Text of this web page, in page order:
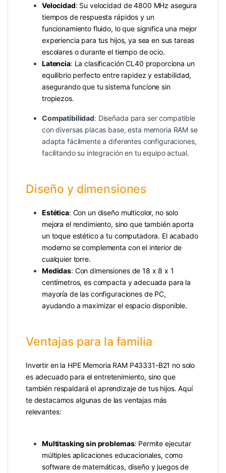
Velocidad: Su velocidad de 4800 MHz asegura
tiempos de respuesta rápidos y un
funcionamiento fluido, lo que significa una mejor
experiencia para tus hijos, ya sea en sus tareas
escolares o durante el tiempo de ocio.
Latencia: La clasificación CL40 proporciona un
equilibrio perfecto entre rapidez y estabilidad,
asegurando que tu sistema funcione sin
tropiezos.
Compatibilidad: Diseñada para ser compatible
con diversas placas base, esta memoria RAM se
adapta fácilmente a diferentes configuraciones,
facilitando su integración en tu equipo actual.
Diseño y dimensiones
Estética: Con un diseño multicolor, no solo
mejora el rendimiento, sino que también aporta
un toque estético a tu computadora. El acabado
moderno se complementa con el interior de
cualquier torre.
Medidas: Con dimensiones de 18 x 8 x 1
centímetros, es compacta y adecuada para la
mayoría de las configuraciones de PC,
ayudando a maximizar el espacio disponible.
Ventajas para la familia
Invertir en la HPE Memoria RAM P43331-B21 no solo
es adecuado para el entretenimiento, sino que
también respaldará el aprendizaje de tus hijos. Aquí
te destacamos algunas de las ventajas más
relevantes:
Multitasking sin problemas: Permite ejecutar
múltiples aplicaciones educacionales, como
software de matemáticas, diseño y juegos de